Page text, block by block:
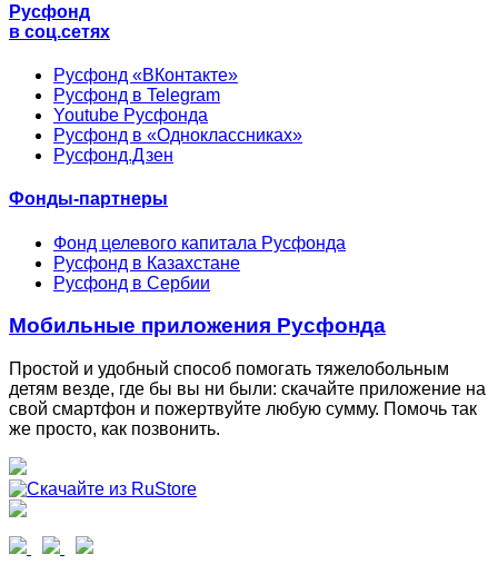
Русфонд
в соц.сетях
Русфонд «ВКонтакте»
Русфонд в Telegram
Youtube Русфонда
Русфонд в «Одноклассниках»
Русфонд.Дзен
Фонды-партнеры
Фонд целевого капитала Русфонда
Русфонд в Казахстане
Русфонд в Сербии
Мобильные приложения Русфонда
Простой и удобный способ помогать тяжелобольным
детям везде, где бы вы ни были: скачайте приложение на
свой смартфон и пожертвуйте любую сумму. Помочь так
же просто, как позвонить.